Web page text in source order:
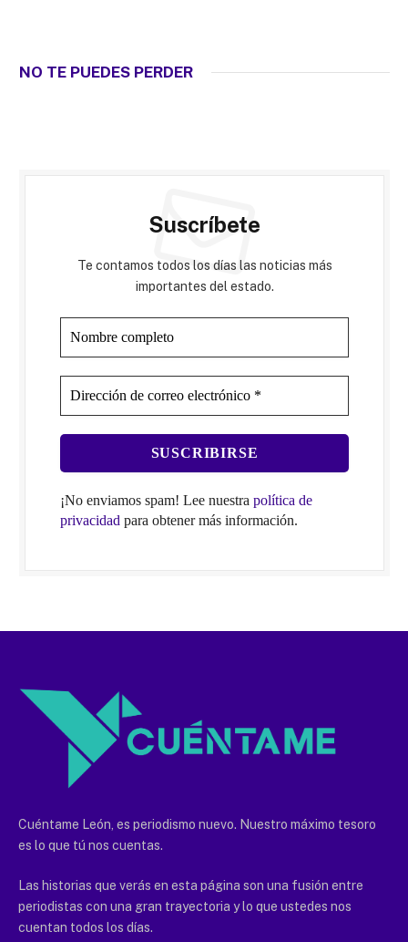
NO TE PUEDES PERDER
Suscríbete
Te contamos todos los días las noticias más
importantes del estado.
¡No enviamos spam! Lee nuestra política de
privacidad para obtener más información.
Cuéntame León, es periodismo nuevo. Nuestro máximo tesoro
es lo que tú nos cuentas.
Las historias que verás en esta página son una fusión entre
periodistas con una gran trayectoria y lo que ustedes nos
cuentan todos los días.